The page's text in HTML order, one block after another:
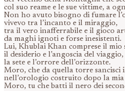
col suo reame e le sue vittime, a
Non ho avuto bisogno di fumare
vivevo tra l’incanto e il miraggio,
tra il vero inafferrabile e il gioco
da maghi ignoti e forse inesistenti.
Lui, Khublai Khan comprese il mio
il desiderio e l’angoscia del viaggio,
la sete e l’orrore dell’orizzonte.
Moro, che da quella torre sancisci
nell’orologio costruito dopo la
Moro, tu che batti il nero dei